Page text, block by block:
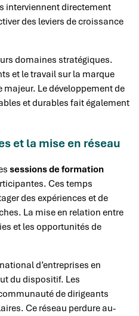
interviennent directement
des leviers de croissance
domaines stratégiques.
et le travail sur la marque
Le développement de
et durables fait également
et la mise en réseau
sessions de formation
Ces temps
des expériences et de
La mise en relation entre
et les opportunités de
d’entreprises en
du dispositif. Les
de dirigeants
Ce réseau perdure au-